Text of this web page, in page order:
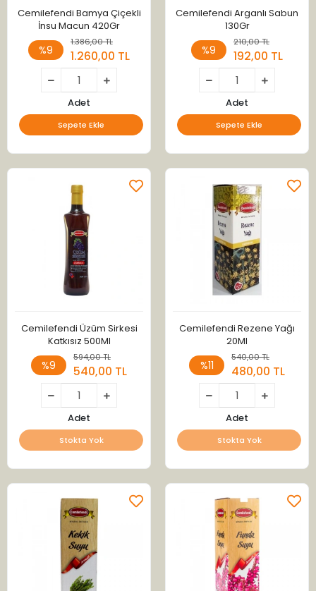
Cemilefendi Bamya Çiçekli
İnsu Macun 420Gr
%9
1.386,00 TL
1.260,00 TL
Adet
Sepete Ekle
Cemilefendi Arganlı Sabun
130Gr
%9
210,00 TL
192,00 TL
Adet
Sepete Ekle
Cemilefendi Üzüm Sirkesi
Katkısız 500Ml
%9
594,00 TL
540,00 TL
Adet
Stokta Yok
Cemilefendi Rezene Yağı
20Ml
%11
540,00 TL
480,00 TL
Adet
Stokta Yok